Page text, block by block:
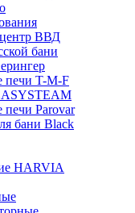
ВВД
бани
печи T-M-F
печи Parovar
бани Black
HARVIA